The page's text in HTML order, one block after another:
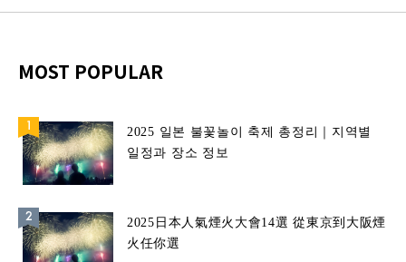
MOST POPULAR
2025 일본 불꽃놀이 축제 총정리｜지역별
일정과 장소 정보
2025日本人氣煙火大會14選 從東京到大阪煙
火任你選